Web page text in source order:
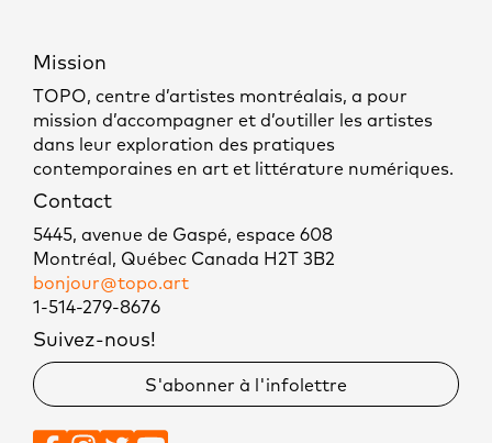
Mission
TOPO, centre d’artistes montréalais, a pour
mission d’accompagner et d’outiller les artistes
dans leur exploration des pratiques
contemporaines en art et littérature numériques.
Contact
5445, avenue de Gaspé, espace 608
Montréal, Québec Canada H2T 3B2
bonjour@topo.art
1-514-279-8676
Suivez-nous!
S'abonner à l'infolettre